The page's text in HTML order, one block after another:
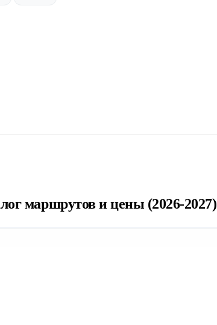
маршрутов и цены (2026-2027)